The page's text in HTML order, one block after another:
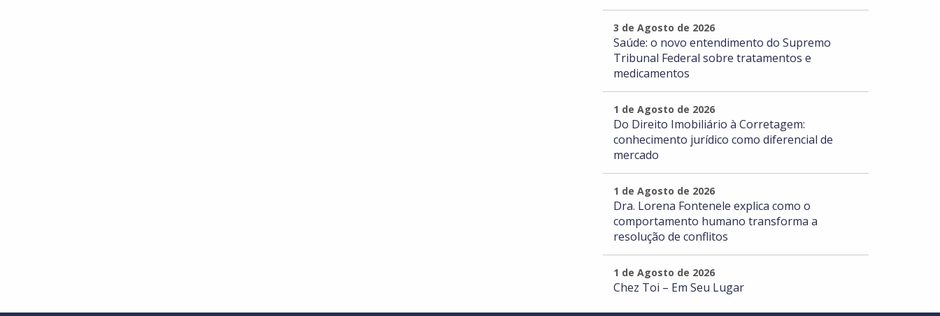
3 de Agosto de 2026
Saúde: o novo entendimento do Supremo
Tribunal Federal sobre tratamentos e
medicamentos
1 de Agosto de 2026
Do Direito Imobiliário à Corretagem:
conhecimento jurídico como diferencial de
mercado
1 de Agosto de 2026
Dra. Lorena Fontenele explica como o
comportamento humano transforma a
resolução de conflitos
1 de Agosto de 2026
Chez Toi – Em Seu Lugar